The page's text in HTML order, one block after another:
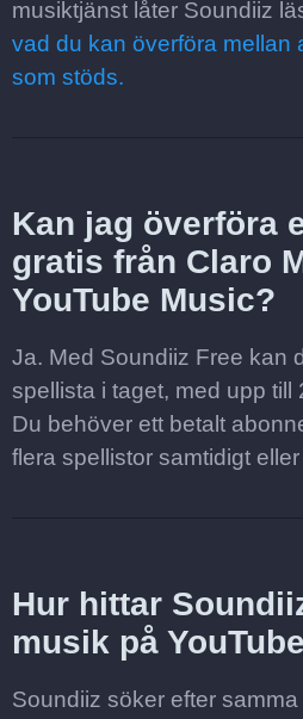
musiktjänst låter Soundiiz
vad du kan överföra mellan
som stöds.
Kan jag överföra
gratis från Claro
YouTube Music?
Ja. Med Soundiiz Free kan
spellista i taget, med upp till
Du behöver ett betalt
flera spellistor samtidigt
Hur hittar
musik på
Soundiiz söker efter